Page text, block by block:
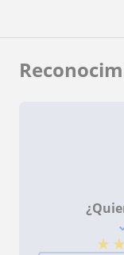
★ ★